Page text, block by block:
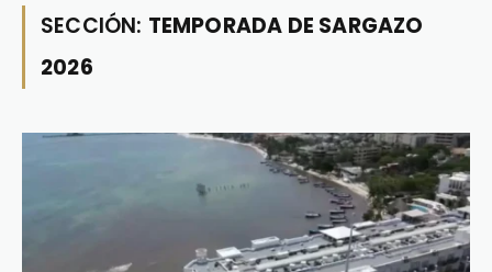
SECCIÓN: TEMPORADA DE SARGAZO
2026